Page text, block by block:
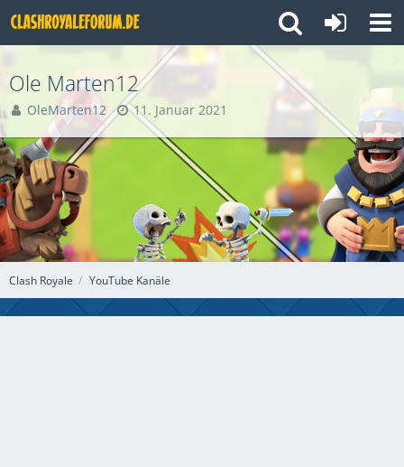
Clash Royale YouTube Kanäle
Ole Marten12
OleMarten12 11. Januar 2021